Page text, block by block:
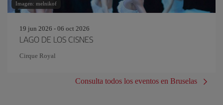
Imagen: melnikof
19 jun 2026 - 06 oct 2026
LAGO DE LOS CISNES
Cirque Royal
Consulta todos los eventos en Bruselas